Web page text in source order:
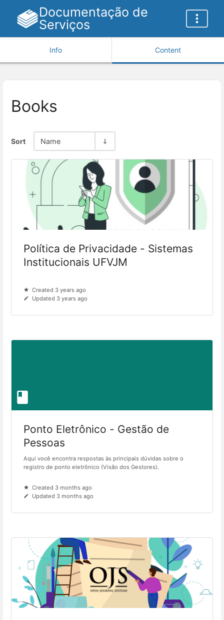
Documentação de
Serviços
Info Content
Books
Sort Name
Política de Privacidade - Sistemas
Institucionais UFVJM
Created 3 years ago
Updated 3 years ago
Ponto Eletrônico - Gestão de
Pessoas
Aqui você encontra respostas às principais dúvidas sobre o
registro de ponto eletrônico (Visão dos Gestores).
Created 3 months ago
Updated 3 months ago